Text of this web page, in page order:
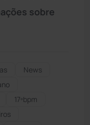
sobre
News
17ºbpm